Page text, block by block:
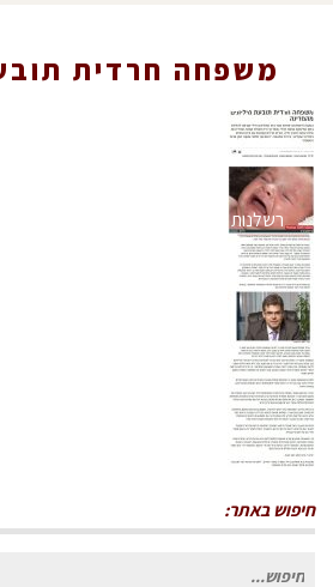
ראשי » הצלחות בתביעות רשלנות רפואית
רשלנות רפואית בלידת תינוקת
משפחה חרדית
חיפוש באתר:
חיפוש